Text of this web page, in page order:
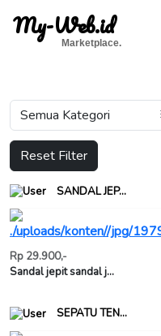
My-Web.id
Marketplace.
Reset Filter
SANDAL JEP...
Rp 29.900,-
Sandal jepit sandal j...
SEPATU TEN...